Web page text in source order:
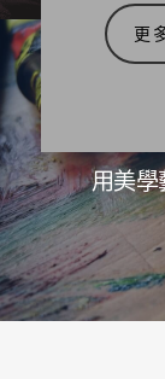
用美學
更